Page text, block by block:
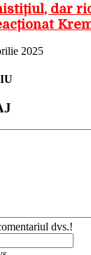
dar
2025
dvs.!